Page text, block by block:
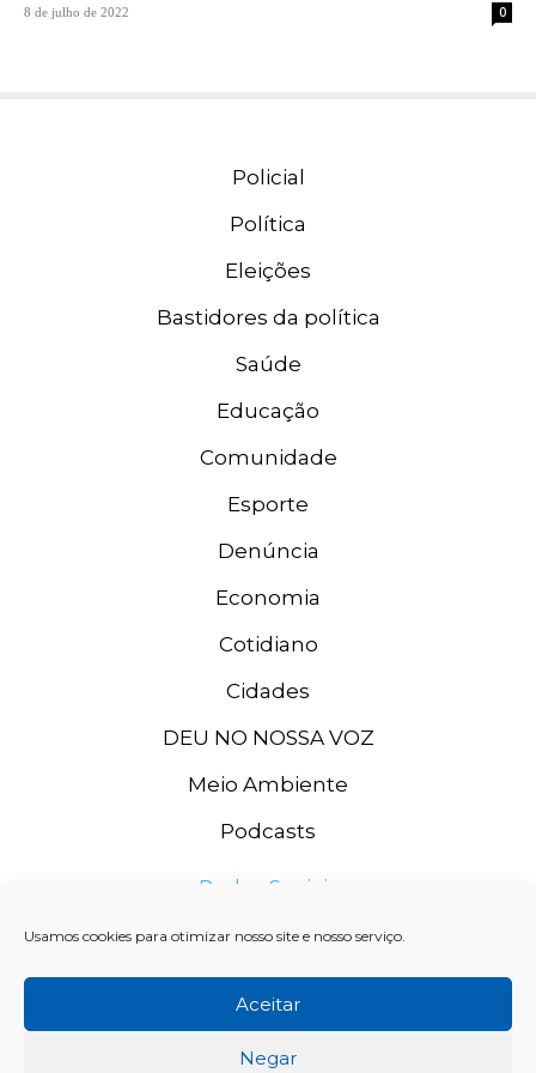
Usamos cookies para otimizar nosso site e nosso serviço.
Aceitar
Negar
8 de julho de 2022 0
Policial
Política
Eleições
Bastidores da política
Saúde
Educação
Comunidade
Esporte
Denúncia
Economia
Cotidiano
Cidades
DEU NO NOSSA VOZ
Meio Ambiente
Podcasts
Redes Sociais